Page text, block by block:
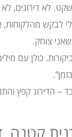
לא דירוגים,
לבקש מהלקוחות,
צוחק.
חודש – 19 ביקורות. כולן עם
– הדירוג קפץ
קטנה,